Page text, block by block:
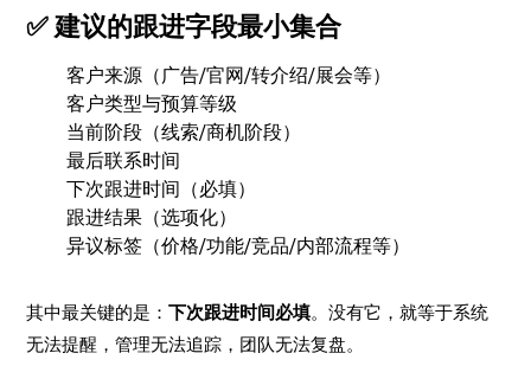
✅ 建议的跟进字段最小集合
客户来源（广告/官网/转介绍/展会等）
客户类型与预算等级
当前阶段（线索/商机阶段）
最后联系时间
下次跟进时间（必填）
跟进结果（选项化）
异议标签（价格/功能/竞品/内部流程等）
其中最关键的是：下次跟进时间必填。没有它，就等于系统
无法提醒，管理无法追踪，团队无法复盘。